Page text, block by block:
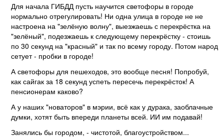
Для начала ГИБДД пусть научится светофоры в городе
нормально отрегулировать! Ни одна улица в городе не не
настроена на "зелёную волну", выезжаешь с перекрёстка на
"зелёный", подезжаешь к следующему перекрёстку - стоишь
по 30 секунд на "красный" и так по всему городу. Потом народ
сетует - пробки в городе!
А светофоры для пешеходов, это вообще песня! Попробуй,
как сайгак за 18 секунд успеть пересечь перекрёсток! А
пенсионерам каково?
А у наших "новаторов" в мэрии, всё как у дурака, заоблачные
думки, хотят быть впереди планеты всей. ИИ им подавай!
Занялись бы городом, - чистотой, благоустройством...